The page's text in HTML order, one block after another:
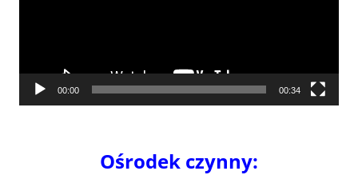
00:00 00:34
Ośrodek czynny: